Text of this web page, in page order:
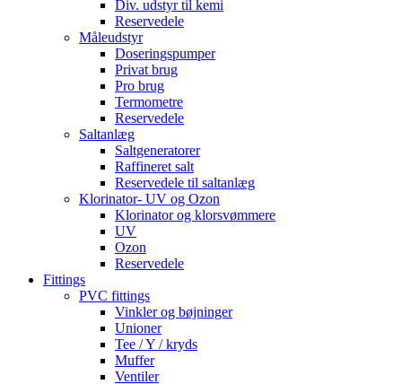
Div. udstyr til kemi
Reservedele
Måleudstyr
Doseringspumper
Privat brug
Pro brug
Termometre
Reservedele
Saltanlæg
Saltgeneratorer
Raffineret salt
Reservedele til saltanlæg
Klorinator- UV og Ozon
Klorinator og klorsvømmere
UV
Ozon
Reservedele
Fittings
PVC fittings
Vinkler og bøjninger
Unioner
Tee / Y / kryds
Muffer
Ventiler